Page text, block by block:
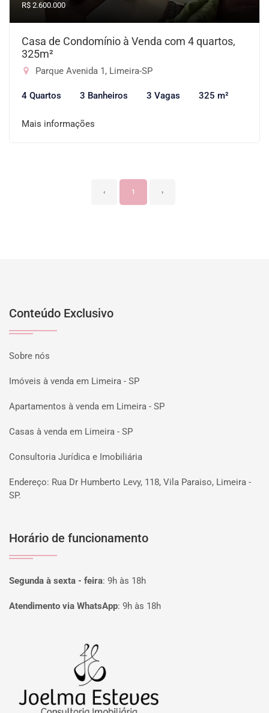
R$ 2.600.000
Casa de Condomínio à Venda com 4 quartos,
325m²
Parque Avenida 1, Limeira-SP
4 Quartos 3 Banheiros 3 Vagas 325 m²
Mais informações
‹ 1 ›
Conteúdo Exclusivo
Sobre nós
Imóveis à venda em Limeira - SP
Apartamentos à venda em Limeira - SP
Casas à venda em Limeira - SP
Consultoria Jurídica e Imobiliária
Endereço: Rua Dr Humberto Levy, 118, Vila Paraiso, Limeira -
SP.
Horário de funcionamento
Segunda à sexta - feira: 9h às 18h
Atendimento via WhatsApp: 9h às 18h